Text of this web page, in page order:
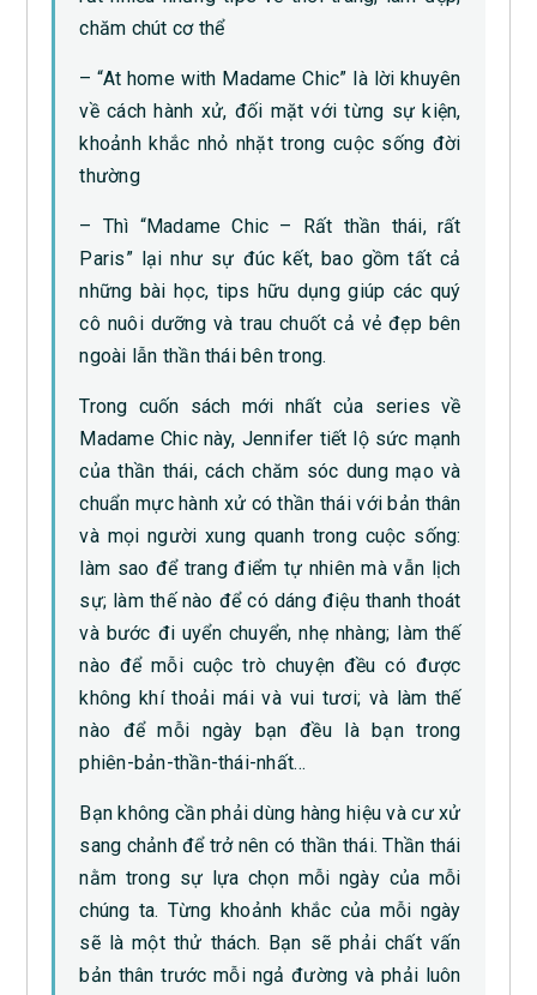
chăm chút cơ thể
– “At home with Madame Chic” là lời khuyên
về cách hành xử, đối mặt với từng sự kiện,
khoảnh khắc nhỏ nhặt trong cuộc sống đời
thường
– Thì “Madame Chic – Rất thần thái, rất
Paris” lại như sự đúc kết, bao gồm tất cả
những bài học, tips hữu dụng giúp các quý
cô nuôi dưỡng và trau chuốt cả vẻ đẹp bên
ngoài lẫn thần thái bên trong.
Trong cuốn sách mới nhất của series về
Madame Chic này, Jennifer tiết lộ sức mạnh
của thần thái, cách chăm sóc dung mạo và
chuẩn mực hành xử có thần thái với bản thân
và mọi người xung quanh trong cuộc sống:
làm sao để trang điểm tự nhiên mà vẫn lịch
sự; làm thế nào để có dáng điệu thanh thoát
và bước đi uyển chuyển, nhẹ nhàng; làm thế
nào để mỗi cuộc trò chuyện đều có được
không khí thoải mái và vui tươi; và làm thế
nào để mỗi ngày bạn đều là bạn trong
phiên-bản-thần-thái-nhất…
Bạn không cần phải dùng hàng hiệu và cư xử
sang chảnh để trở nên có thần thái. Thần thái
nằm trong sự lựa chọn mỗi ngày của mỗi
chúng ta. Từng khoảnh khắc của mỗi ngày
sẽ là một thử thách. Bạn sẽ phải chất vấn
bản thân trước mỗi ngả đường và phải luôn